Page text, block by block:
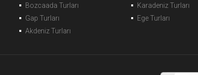
Bozcaada Turları
Karadeniz Turları
Gap Turları
Ege Turları
Akdeniz Turları